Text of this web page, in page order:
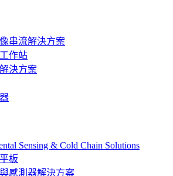
串流解決方案
作站
決方案
Sensing & Cold Chain Solutions
板
感測器解決方案